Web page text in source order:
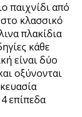
παιχνίδι από
κλασσικό
πλακίδια
κάθε
είναι δύο
οξύνονται
επίπεδα